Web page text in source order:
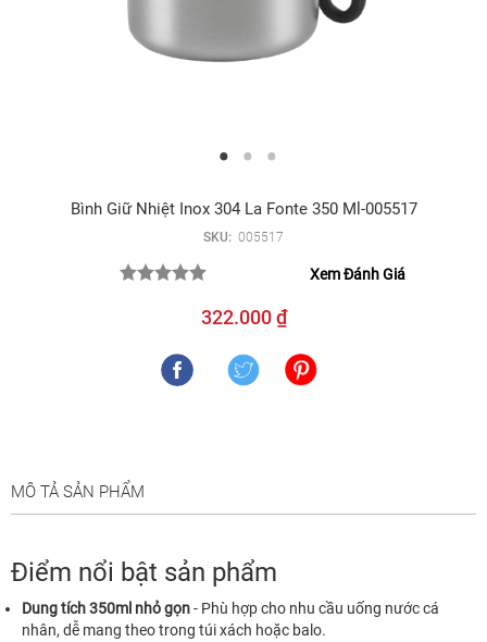
Bình Giữ Nhiệt Inox 304 La Fonte 350 Ml-005517
SKU: 005517
Xem Đánh Giá
322.000 ₫
MÔ TẢ SẢN PHẨM
Điểm nổi bật sản phẩm
Dung tích 350ml nhỏ gọn- Phù hợp cho nhu cầu uống nước cá
nhân, dễ mang theo trong túi xách hoặc balo.